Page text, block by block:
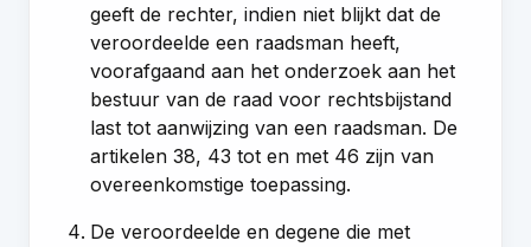
geeft de rechter, indien niet blijkt dat de
veroordeelde een raadsman heeft,
voorafgaand aan het onderzoek aan het
bestuur van de raad voor rechtsbijstand
last tot aanwijzing van een raadsman. De
artikelen 38, 43 tot en met 46 zijn van
overeenkomstige toepassing.
De veroordeelde en degene die met